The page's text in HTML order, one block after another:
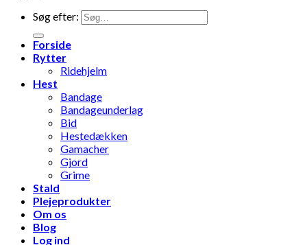
Søg efter:
Forside
Rytter
Ridehjelm
Hest
Bandage
Bandageunderlag
Bid
Hestedækken
Gamacher
Gjord
Grime
Stald
Plejeprodukter
Om os
Blog
Log ind